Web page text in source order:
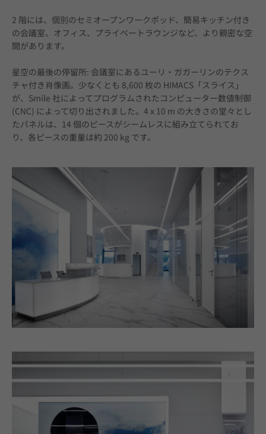
2 階には、個別のセミオープンワークポッド、簡易キッチン付き
の会議室、オフィス、プライベートラウンジなど、より親密な空
間があります。
星空の最後の停留所: 会議室にあるユーリ・ガガーリンのテクス
チャ付き肖像画。少なくとも 8,600 枚の HIMACS「スライス」
が、Smile 社によってプログラムされたコンピューター数値制御
(CNC) によって切り出されました。4 x 10 m の大きさの堂々とし
たパネルは、14 個のピース​​がシームレスに組み立てられてお
り、各ピースの重量は約 200 kg です。